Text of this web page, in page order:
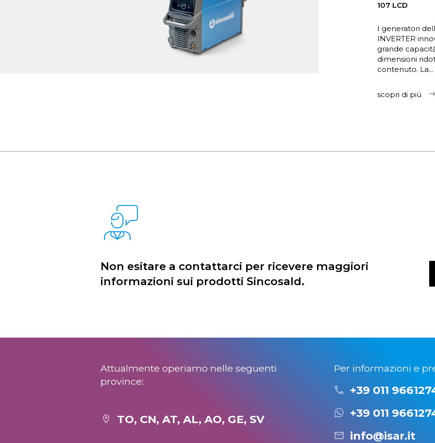
107 LCD
I generatori
INVERTER
grande
dimensioni
contenuto. La...
scopri di più
Non esitare a contattarci per ricevere maggiori
informazioni sui prodotti Sincosald.
Attualmente operiamo nelle seguenti
province:
TO, CN, AT, AL, AO, GE, SV
Per informazioni e
+39 011
+39 011
info@isar.it